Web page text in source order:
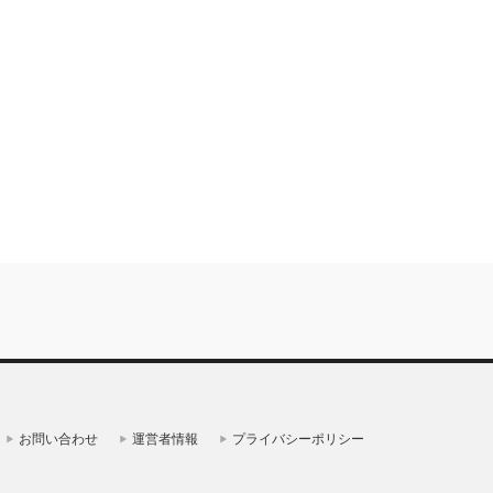
お問い合わせ 運営者情報 プライバシーポリシー